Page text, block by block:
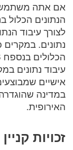
אם אתה משתמש
לצורך עיבוד
נתונים. במקרים
עיבוד נתונים
אישיים
במדינה
האירופית.
זכויות